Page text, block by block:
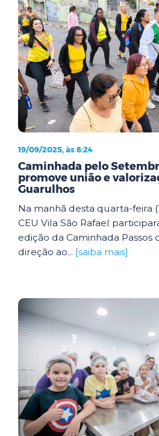
19/09/2025, às 8:24
Caminhada pelo
promove união e
Guarulhos
Na manhã desta quarta-feira
CEU Vila São Rafael
edição da Caminhada Passos
direção ao... [saiba mais]